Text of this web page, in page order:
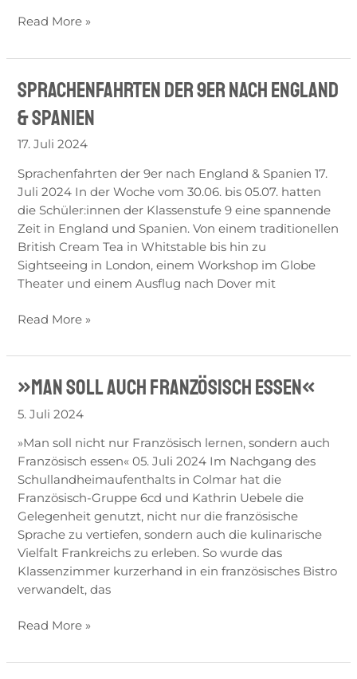
Read More »
Sprachenfahrten der 9er nach England
& Spanien
17. Juli 2024
Sprachenfahrten der 9er nach England & Spanien 17.
Juli 2024 In der Woche vom 30.06. bis 05.07. hatten
die Schüler:innen der Klassenstufe 9 eine spannende
Zeit in England und Spanien. Von einem traditionellen
British Cream Tea in Whitstable bis hin zu
Sightseeing in London, einem Workshop im Globe
Theater und einem Ausflug nach Dover mit
Sprachenfahrten
9er
nach
&
Spanien
Read More »
»Man soll auch Französisch essen«
5. Juli 2024
»Man soll nicht nur Französisch lernen, sondern auch
Französisch essen« 05. Juli 2024 Im Nachgang des
Schullandheimaufenthalts in Colmar hat die
Französisch-Gruppe 6cd und Kathrin Uebele die
Gelegenheit genutzt, nicht nur die französische
Sprache zu vertiefen, sondern auch die kulinarische
Vielfalt Frankreichs zu erleben. So wurde das
Klassenzimmer kurzerhand in ein französisches Bistro
verwandelt, das
»Man
auch
Französisch
essen«
Read More »